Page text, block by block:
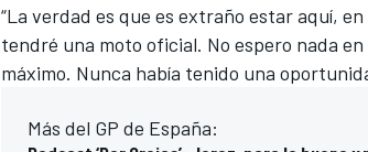
“La verdad es que es extraño estar aquí, en
tendré una moto oficial. No espero nada
máximo. Nunca había tenido una
Más del GP de España: